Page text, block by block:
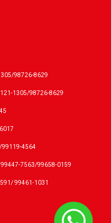
98726-8629
1305/98726-8629
99119-4564
99447-7563/99658-0159
99461-1031